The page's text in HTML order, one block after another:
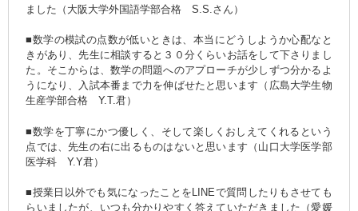
ました（大阪大学外国語学部合格 S.S.さん）
■数学の模試の点数が低いときは、本当にどうしようか心配なと
きがあり、先生に相談すると３０分くらいお話をして下さりまし
た。そこからは、数学の問題へのアプローチが少しずつ分かるよ
うになり、入試本番まで力を伸ばせたと思います（広島大学生物
生産学部合格 Y.T.君）
■数学を丁寧にかつ優しく、そして楽しくおしえてくれるという
点では、先生の右に出るものはないと思います（山口大学医学部
医学科 Y.Y君）
■授業日以外でも気になったことをLINEで質問したりもさせても
らいましたが、いつも分かりやすく答えていただきました（愛媛